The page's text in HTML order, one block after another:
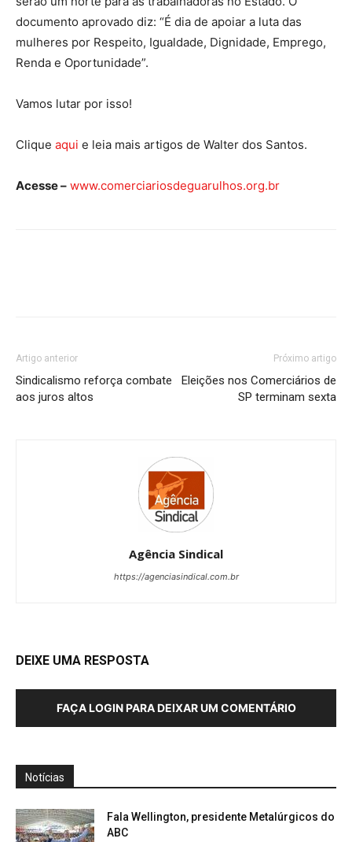
documento aprovado diz: “É dia de apoiar a luta das
mulheres por Respeito, Igualdade, Dignidade, Emprego,
Renda e Oportunidade”.
Vamos lutar por isso!
Clique aqui e leia mais artigos de Walter dos Santos.
Acesse – www.comerciariosdeguarulhos.org.br
Artigo anterior
Sindicalismo reforça combate
aos juros altos
Próximo artigo
Eleições nos Comerciários de
SP terminam sexta
Agência Sindical
https://agenciasindical.com.br
DEIXE UMA RESPOSTA
FAÇA LOGIN PARA DEIXAR UM COMENTÁRIO
Notícias
Fala Wellington, presidente Metalúrgicos do
ABC